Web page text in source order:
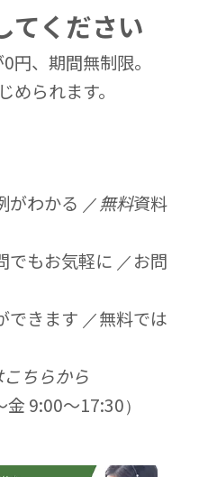
てください
円、期間無制限。
られます。
がわかる ／無料資料
でもお気軽に ／お問
できます ／無料では
ちらから
金 9:00〜17:30）